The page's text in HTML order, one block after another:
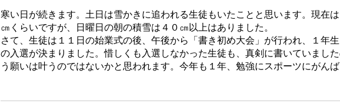
寒い日が続きます。土日は雪かきに追われる生徒もいたことと思います。現在
㎝くらいですが、日曜日の朝の積雪は４０㎝以上はありました。
さて、生徒は１１日の始業式の後、午後から「書き初め大会」が行われ、１年
の入選が決まりました。惜しくも入選しなかった生徒も、真剣に書いていまし
う願いは叶うのではないかと思われます。今年も１年、勉強にスポーツにがんば